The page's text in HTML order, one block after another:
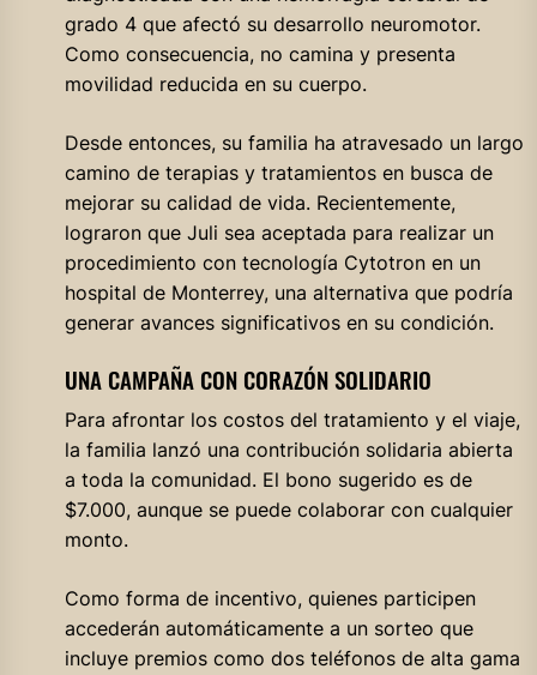
grado 4 que afectó su desarrollo neuromotor.
Como consecuencia, no camina y presenta
movilidad reducida en su cuerpo.
Desde entonces, su familia ha atravesado un largo
camino de terapias y tratamientos en busca de
mejorar su calidad de vida. Recientemente,
lograron que Juli sea aceptada para realizar un
procedimiento con tecnología Cytotron en un
hospital de Monterrey, una alternativa que podría
generar avances significativos en su condición.
UNA CAMPAÑA CON CORAZÓN SOLIDARIO
Para afrontar los costos del tratamiento y el viaje,
la familia lanzó una contribución solidaria abierta
a toda la comunidad. El bono sugerido es de
$7.000, aunque se puede colaborar con cualquier
monto.
Como forma de incentivo, quienes participen
accederán automáticamente a un sorteo que
incluye premios como dos teléfonos de alta gama